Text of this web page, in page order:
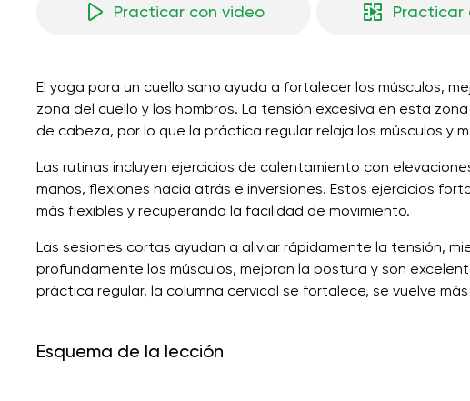
Practicar con video Practicar
El yoga para un cuello sano ayuda a fortalecer los músculos,
zona del cuello y los hombros. La tensión excesiva en esta
de cabeza, por lo que la práctica regular relaja los músculos y
Las rutinas incluyen ejercicios de calentamiento con
manos, flexiones hacia atrás e inversiones. Estos ejercicios
más flexibles y recuperando la facilidad de movimiento.
Las sesiones cortas ayudan a aliviar rápidamente la tensión,
profundamente los músculos, mejoran la postura y son
práctica regular, la columna cervical se fortalece, se vuelve
Esquema de la lección